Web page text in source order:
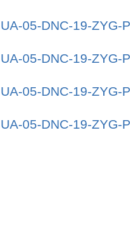
05-DNC-19-ZYG-
05-DNC-19-ZYG-
05-DNC-19-ZYG-
05-DNC-19-ZYG-